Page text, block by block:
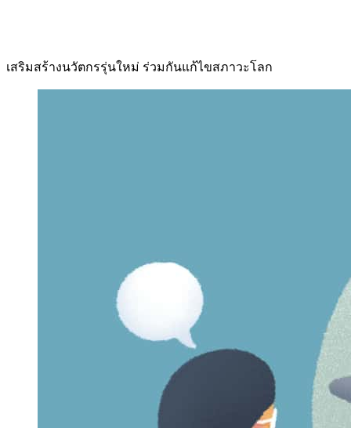
เสริมสร้างนวัตกรรุ่นใหม่ ร่วมกันแก้ไขสภาวะโลก